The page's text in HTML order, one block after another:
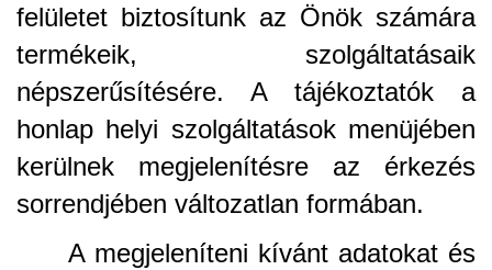
felületet biztosítunk az Önök számára
termékeik, szolgáltatásaik
népszerűsítésére. A tájékoztatók a
honlap helyi szolgáltatások menüjében
kerülnek megjelenítésre az érkezés
sorrendjében változatlan formában.
A megjeleníteni kívánt adatokat és